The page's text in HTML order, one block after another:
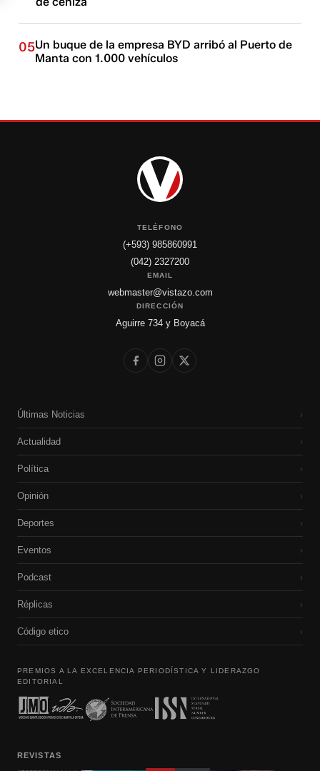
05Un buque de la empresa BYD arribó al Puerto de
Manta con 1.000 vehículos
TELÉFONO
(+593) 985860991
(042) 2327200
EMAIL
webmaster@vistazo.com
DIRECCIÓN
Aguirre 734 y Boyacá
Últimas Noticias ›
Actualidad ›
Política ›
Opinión ›
Deportes ›
Eventos ›
Podcast ›
Réplicas ›
Código etico ›
PREMIOS A LA EXCELENCIA PERIODÍSTICA Y LIDERAZGO
EDITORIAL
REVISTAS